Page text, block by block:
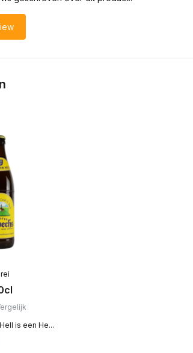
is een He...